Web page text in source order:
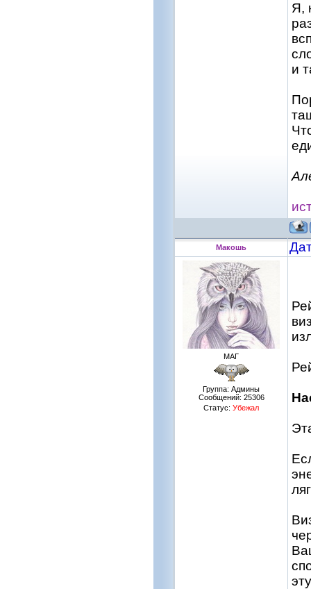
Я,
и
Макошь
МАГ
Группа: Админы
Сообщений: 25306
Статус: Убежал